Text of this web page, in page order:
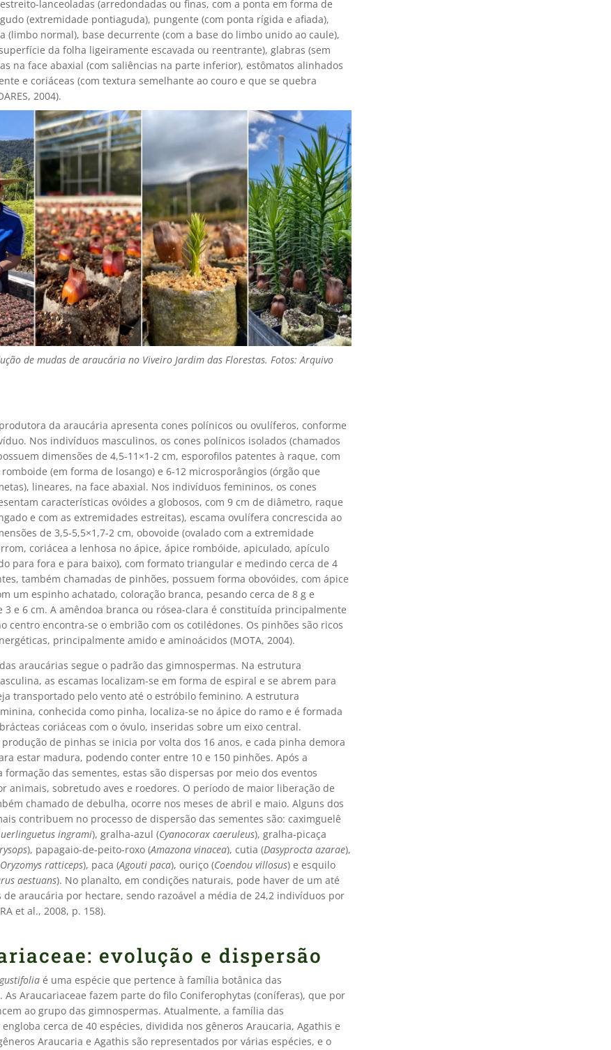
lanceoladas (arredondadas ou finas, com a ponta em forma de
(extremidade pontiaguda), pungente (com ponta rígida e afiada),
(limbo normal), base decurrente (com a base do limbo unido ao caule),
da folha ligeiramente escavada ou reentrante), glabras (sem
na face abaxial (com saliências na parte inferior), estômatos alinhados
e coriáceas (com textura semelhante ao couro e que se quebra
2004).
de mudas de araucária no Viveiro Jardim das Florestas. Fotos: Arquivo
da araucária apresenta cones polínicos ou ovulíferos, conforme
Nos indivíduos masculinos, os cones polínicos isolados (chamados
dimensões de 4,5-11×1-2 cm, esporofilos patentes à raque, com
(em forma de losango) e 6-12 microsporângios (órgão que
lineares, na face abaxial. Nos indivíduos femininos, os cones
características ovóides a globosos, com 9 cm de diâmetro, raque
e com as extremidades estreitas), escama ovulífera concrescida ao
de 3,5-5,5×1,7-2 cm, obovoide (ovalado com a extremidade
coriácea a lenhosa no ápice, ápice rombóide, apiculado, apículo
para fora e para baixo), com formato triangular e medindo cerca de 4
também chamadas de pinhões, possuem forma obovóides, com ápice
um espinho achatado, coloração branca, pesando cerca de 8 g e
3 e 6 cm. A amêndoa branca ou rósea-clara é constituída principalmente
centro encontra-se o embrião com os cotilédones. Os pinhões são ricos
principalmente amido e aminoácidos (MOTA, 2004).
araucárias segue o padrão das gimnospermas. Na estrutura
as escamas localizam-se em forma de espiral e se abrem para
transportado pelo vento até o estróbilo feminino. A estrutura
conhecida como pinha, localiza-se no ápice do ramo e é formada
coriáceas com o óvulo, inseridas sobre um eixo central.
de pinhas se inicia por volta dos 16 anos, e cada pinha demora
estar madura, podendo conter entre 10 e 150 pinhões. Após a
formação das sementes, estas são dispersas por meio dos eventos
animais, sobretudo aves e roedores. O período de maior liberação de
chamado de debulha, ocorre nos meses de abril e maio. Alguns dos
contribuem no processo de dispersão das sementes são: caximguelê
ingrami), gralha-azul (Cyanocorax caeruleus), gralha-picaça
), papagaio-de-peito-roxo (Amazona vinacea), cutia (Dasyprocta azarae),
Oryzomys ratticeps), paca (Agouti paca), ouriço (Coendou villosus) e esquilo
aestuans). No planalto, em condições naturais, pode haver de um até
de araucária por hectare, sendo razoável a média de 24,2 indivíduos por
et al., 2008, p. 158).
evolução e dispersão
é uma espécie que pertence à família botânica das
As Araucariaceae fazem parte do filo Coniferophytas (coníferas), que por
ao grupo das gimnospermas. Atualmente, a família das
cerca de 40 espécies, dividida nos gêneros Araucaria, Agathis e
Araucaria e Agathis são representados por várias espécies, e o